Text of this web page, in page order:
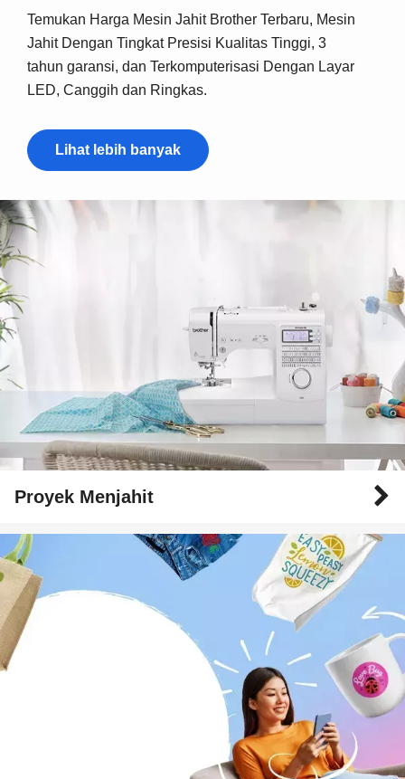
Temukan Harga Mesin Jahit Brother Terbaru, Mesin
Jahit Dengan Tingkat Presisi Kualitas Tinggi, 3
tahun garansi, dan Terkomputerisasi Dengan Layar
LED, Canggih dan Ringkas.
Lihat lebih banyak
Proyek Menjahit